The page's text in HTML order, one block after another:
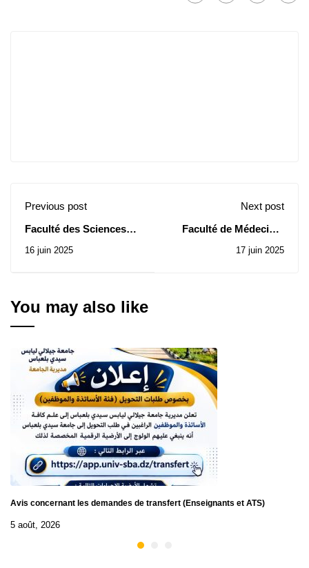
Previous post
Faculté des Sciences
Commerciales : Avis de
16 juin 2025
Next post
Faculté de Médecine:
N° 19-20-21/2025
17 juin 2025
You may also like
Avis concernant les demandes de transfert (Enseignants et ATS)
5 août, 2026